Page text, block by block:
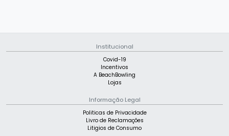
Institucional
Covid-19
Incentivos
A BeachBowling
Lojas
Informação Legal
Politicas de Privacidade
Livro de Reclamações
Litigios de Consumo